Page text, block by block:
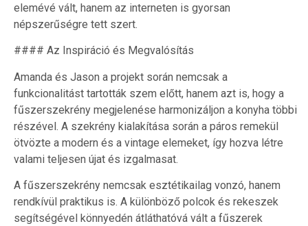
elemévé vált, hanem az interneten is gyorsan
népszerűségre tett szert.
#### Az Inspiráció és Megvalósítás
Amanda és Jason a projekt során nemcsak a
funkcionalitást tartották szem előtt, hanem azt is, hogy a
fűszerszekrény megjelenése harmonizáljon a konyha többi
részével. A szekrény kialakítása során a páros remekül
ötvözte a modern és a vintage elemeket, így hozva létre
valami teljesen újat és izgalmasat.
A fűszerszekrény nemcsak esztétikailag vonzó, hanem
rendkívül praktikus is. A különböző polcok és rekeszek
segítségével könnyedén átláthatóvá vált a fűszerek